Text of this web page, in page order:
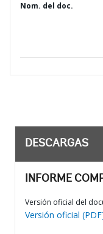
Nom. del doc.
DESCARGAS
INFORME
Versión oficial del
Versión oficial